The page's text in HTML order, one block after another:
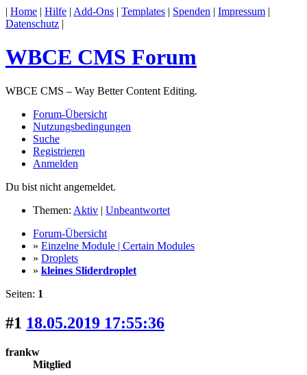
| Home | Hilfe | Add-Ons | Templates | Spenden | Impressum |
Datenschutz |
WBCE CMS Forum
WBCE CMS – Way Better Content Editing.
Forum-Übersicht
Nutzungsbedingungen
Suche
Registrieren
Anmelden
Du bist nicht angemeldet.
Themen: Aktiv | Unbeantwortet
Forum-Übersicht
» Einzelne Module | Certain Modules
» Droplets
» kleines Sliderdroplet
Seiten: 1
#1 18.05.2019 17:55:36
frankw
Mitglied